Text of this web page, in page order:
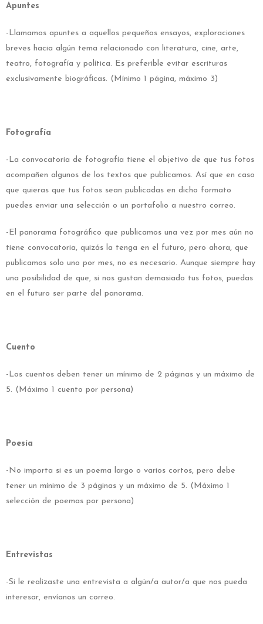
Apuntes
-Llamamos apuntes a aquellos pequeños ensayos, exploraciones
breves hacia algún tema relacionado con literatura, cine, arte,
teatro, fotografía y política. Es preferible evitar escrituras
exclusivamente biográficas. (Mínimo 1 página, máximo 3)
Fotografía
-La convocatoria de fotografía tiene el objetivo de que tus fotos
acompañen algunos de los textos que publicamos. Así que en caso
que quieras que tus fotos sean publicadas en dicho formato
puedes enviar una selección o un portafolio a nuestro correo.
-El panorama fotográfico que publicamos una vez por mes aún no
tiene convocatoria, quizás la tenga en el futuro, pero ahora, que
publicamos solo uno por mes, no es necesario. Aunque siempre hay
una posibilidad de que, si nos gustan demasiado tus fotos, puedas
en el futuro ser parte del panorama.
Cuento
-Los cuentos deben tener un mínimo de 2 páginas y un máximo de
5. (Máximo 1 cuento por persona)
Poesía
-No importa si es un poema largo o varios cortos, pero debe
tener un mínimo de 3 páginas y un máximo de 5. (Máximo 1
selección de poemas por persona)
Entrevistas
-Si le realizaste una entrevista a algún/a autor/a que nos pueda
interesar, envíanos un correo.